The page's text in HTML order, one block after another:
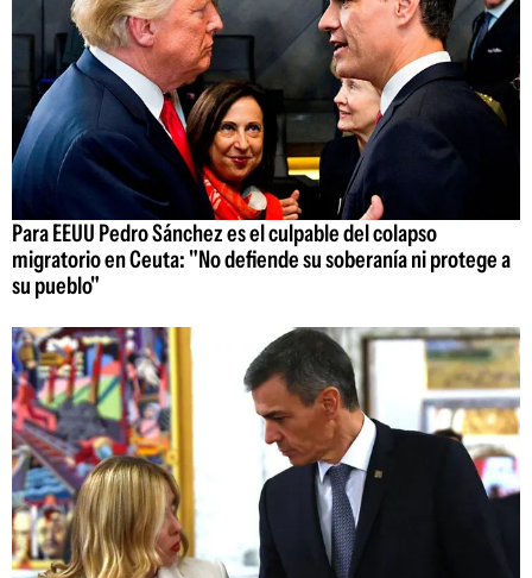
Para EEUU Pedro Sánchez es el culpable del colapso
migratorio en Ceuta: "No defiende su soberanía ni protege a
su pueblo"